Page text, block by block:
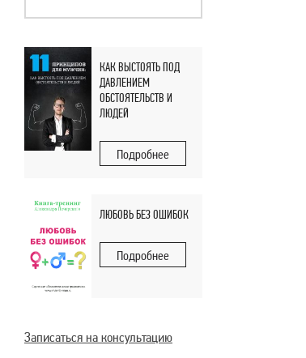
КАК ВЫСТОЯТЬ ПОД
ДАВЛЕНИЕМ
ОБСТОЯТЕЛЬСТВ И
ЛЮДЕЙ
Подробнее
ЛЮБОВЬ БЕЗ ОШИБОК
Подробнее
Записаться на консультацию